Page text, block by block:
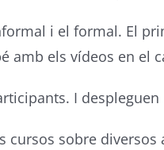
i el formal. El
amb els vídeos en el
I
sobre